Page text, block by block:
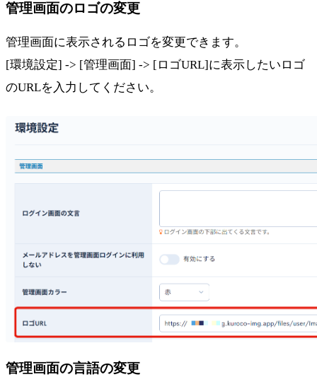
管理画面のロゴの変更
管理画面に表示されるロゴを変更できます。
[環境設定] -> [管理画面] -> [ロゴURL]に表示したいロゴ
のURLを入力してください。
管理画面の言語の変更